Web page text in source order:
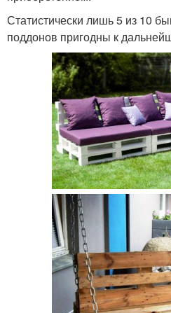
Статистически лишь 5 из 10
поддонов пригодны к